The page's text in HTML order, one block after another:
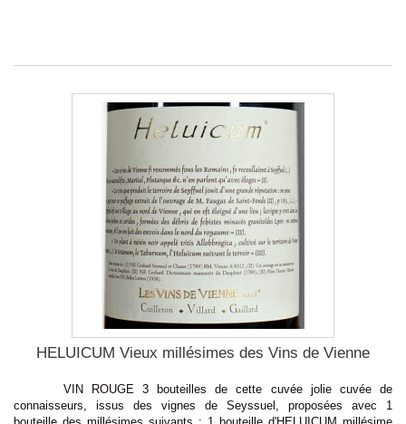
HELUICUM Vieux millésimes des Vins de Vienne
VIN ROUGE 3 bouteilles de cette cuvée jolie cuvée de
connaisseurs, issus des vignes de Seyssuel, proposées avec 1